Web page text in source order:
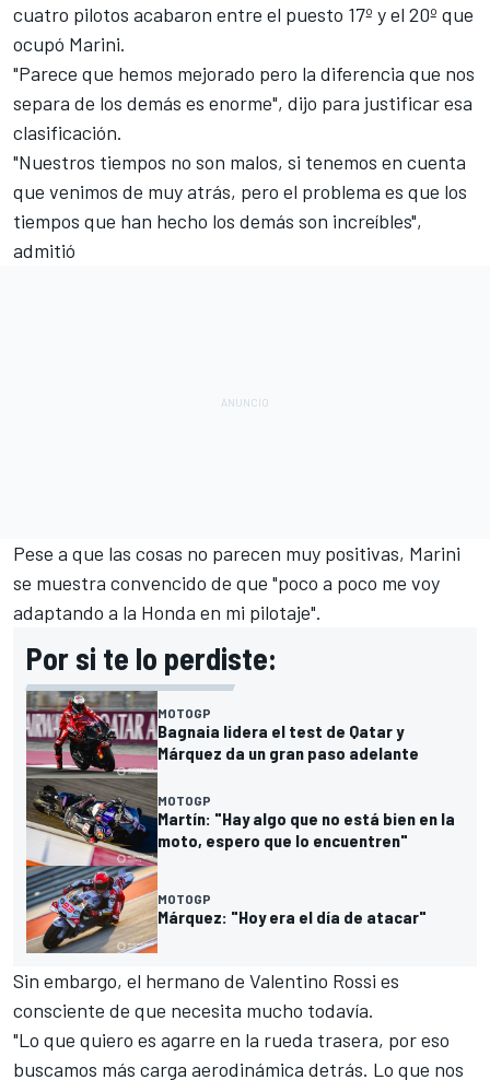
cuatro pilotos acabaron entre el puesto 17º y el 20º que
ocupó Marini.
"Parece que hemos mejorado pero la diferencia que nos
separa de los demás es enorme", dijo para justificar esa
clasificación.
"Nuestros tiempos no son malos, si tenemos en cuenta
que venimos de muy atrás, pero el problema es que los
tiempos que han hecho los demás son increíbles",
admitió
Pese a que las cosas no parecen muy positivas, Marini
se muestra convencido de que "poco a poco me voy
adaptando a la Honda en mi pilotaje".
Por si te lo perdiste:
MOTOGP
Bagnaia lidera el test de Qatar y
Márquez da un gran paso adelante
MOTOGP
Martín: "Hay algo que no está bien en la
moto, espero que lo encuentren"
MOTOGP
Márquez: "Hoy era el día de atacar"
Sin embargo, el hermano de Valentino Rossi es
consciente de que necesita mucho todavía.
"Lo que quiero es agarre en la rueda trasera, por eso
buscamos más carga aerodinámica detrás. Lo que nos